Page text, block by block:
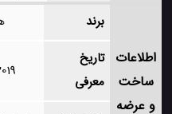
اطلاعات
ساخت
و عرضه
برند
تاریخ
معرفی
2019،